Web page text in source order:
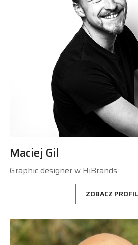
Maciej Gil
Graphic designer w HiBrands
ZOBACZ PROFIL